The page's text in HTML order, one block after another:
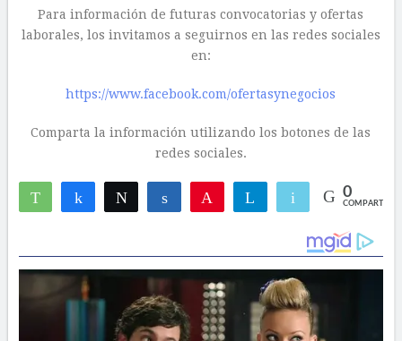
Para información de futuras convocatorias y ofertas
laborales, los invitamos a seguirnos en las redes sociales
en:
https://www.facebook.com/ofertasynegocios
Comparta la información utilizando los botones de las
redes sociales.
WhatsAppCompartirTwittear Compartir Telegram Email 0
COMPARTIR